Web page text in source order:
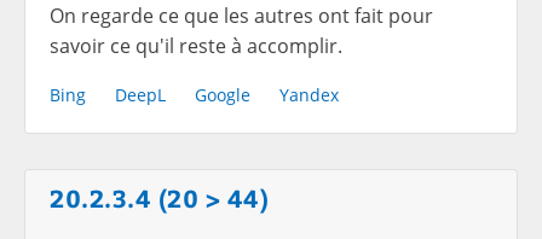
On regarde ce que les autres ont fait pour
savoir ce qu'il reste à accomplir.
Bing DeepL Google Yandex
20.2.3.4 (20 > 44)